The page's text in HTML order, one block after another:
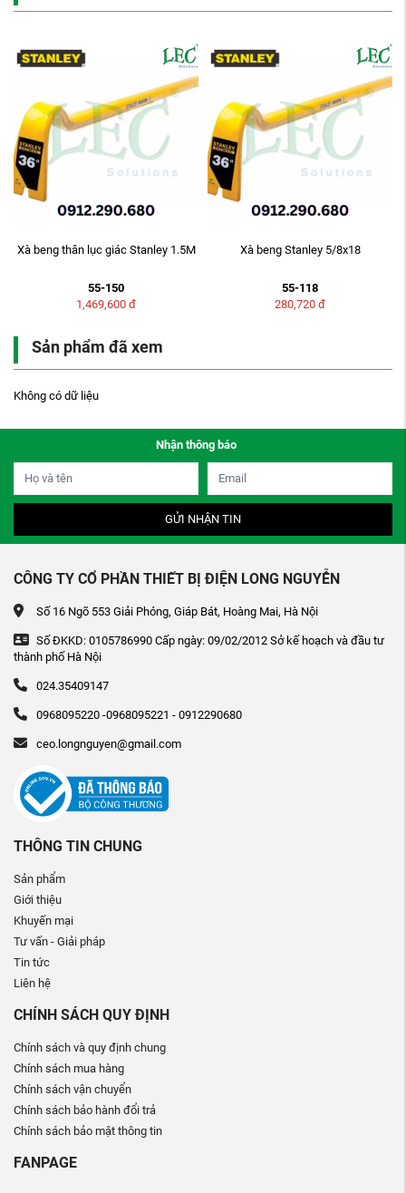
Xà beng thân lục giác Stanley 1.5M
55-150
1,469,600 đ
Xà beng Stanley 5/8x18
55-118
280,720 đ
Sản phẩm đã xem
Không có dữ liệu
Nhận thông báo
GỬI NHẬN TIN
CÔNG TY CỔ PHẦN THIẾT BỊ ĐIỆN LONG NGUYỄN
Số 16 Ngõ 553 Giải Phóng, Giáp Bát, Hoàng Mai, Hà Nội
Số ĐKKD: 0105786990 Cấp ngày: 09/02/2012 Sở kế hoạch và đầu tư
thành phố Hà Nội
024.35409147
0968095220 -0968095221 - 0912290680
ceo.longnguyen@gmail.com
THÔNG TIN CHUNG
Sản phẩm
Giới thiệu
Khuyến mại
Tư vấn - Giải pháp
Tin tức
Liên hệ
CHÍNH SÁCH QUY ĐỊNH
Chính sách và quy định chung
Chính sách mua hàng
Chính sách vận chuyển
Chính sách bảo hành đổi trả
Chính sách bảo mật thông tin
FANPAGE